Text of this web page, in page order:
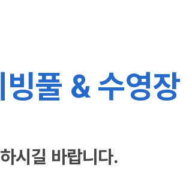
풀 & 수영장
시길 바랍니다.